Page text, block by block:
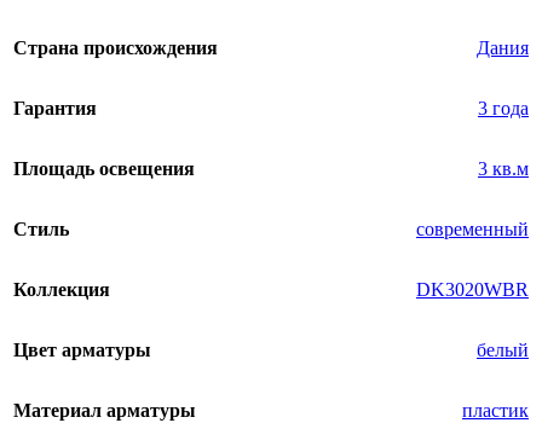
Страна происхождения Дания
Гарантия 3 года
Площадь освещения 3 кв.м
Стиль современный
Коллекция DK3020WBR
Цвет арматуры белый
Материал арматуры пластик